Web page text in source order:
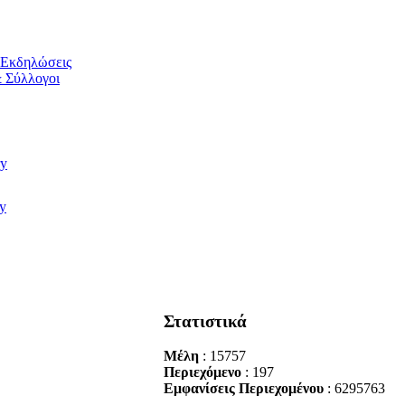
Εκδηλώσεις
Σύλλογοι
Στατιστικά
Μέλη : 15757
Περιεχόμενο : 197
Εμφανίσεις Περιεχομένου : 6295763